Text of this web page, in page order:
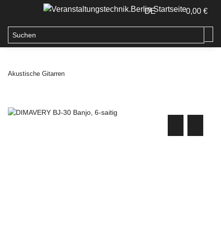
DE 0,00 €
Akustische Gitarren